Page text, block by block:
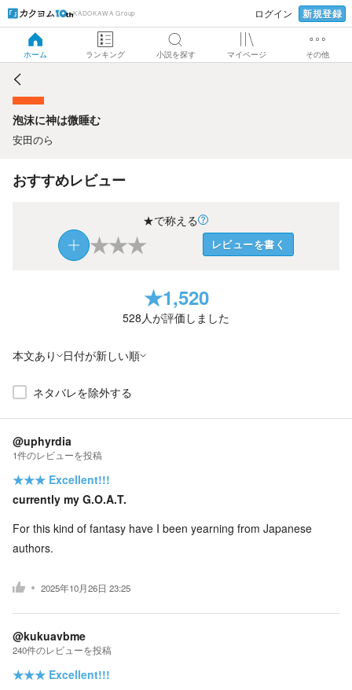
KADOKAWA Group ログイン 新規登録
ホーム ランキング 小説を探す マイページ その他
泡沫に神は微睡む
泡沫に神は微睡む
安田のら
おすすめレビュー
★で称える
★★★ レビューを書く
★1,520
528人が評価しました
本文あり 日付が新しい順
ネタバレを除外する
@uphyrdia
1件のレビューを投稿
★★★ Excellent!!!
currently my G.O.A.T.
For this kind of fantasy have I been yearning from Japanese
authors.
2025年10月26日 23:25
@kukuavbme
240件のレビューを投稿
★★★ Excellent!!!